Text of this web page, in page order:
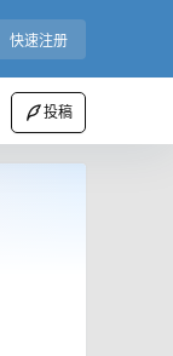
快速注册
投稿